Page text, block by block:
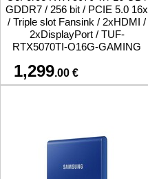
GDDR7 / 256 bit / PCIE 5.0 16x
/ Triple slot Fansink / 2xHDMI /
2xDisplayPort / TUF-
RTX5070TI-O16G-GAMING
1,299.00 €